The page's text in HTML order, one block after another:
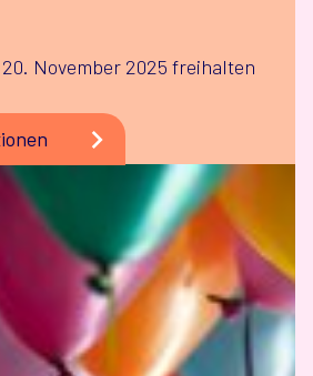
November 2025 freihalten